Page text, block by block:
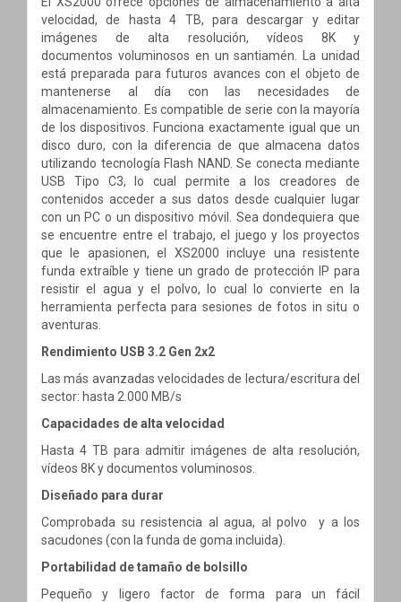
velocidad, de hasta 4 TB, para descargar y editar
imágenes de alta resolución, vídeos 8K y
documentos voluminosos en un santiamén. La unidad
está preparada para futuros avances con el objeto de
mantenerse al día con las necesidades de
almacenamiento. Es compatible de serie con la mayoría
de los dispositivos. Funciona exactamente igual que un
disco duro, con la diferencia de que almacena datos
utilizando tecnología Flash NAND. Se conecta mediante
USB Tipo C3, lo cual permite a los creadores de
contenidos acceder a sus datos desde cualquier lugar
con un PC o un dispositivo móvil. Sea dondequiera que
se encuentre entre el trabajo, el juego y los proyectos
que le apasionen, el XS2000 incluye una resistente
funda extraíble y tiene un grado de protección IP para
resistir el agua y el polvo, lo cual lo convierte en la
herramienta perfecta para sesiones de fotos in situ o
aventuras.
Rendimiento USB 3.2 Gen 2x2
Las más avanzadas velocidades de lectura/escritura del
sector: hasta 2.000 MB/s
Capacidades de alta velocidad
Hasta 4 TB para admitir imágenes de alta resolución,
vídeos 8K y documentos voluminosos.
Diseñado para durar
Comprobada su resistencia al agua, al polvo y a los
sacudones (con la funda de goma incluida).
Portabilidad de tamaño de bolsillo
Pequeño y ligero factor de forma para un fácil